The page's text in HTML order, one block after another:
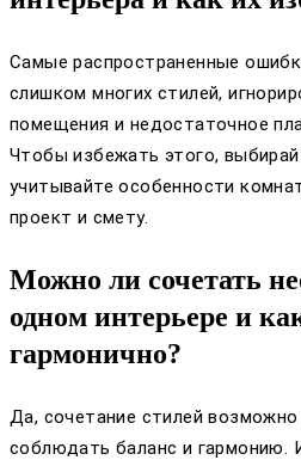
Самые распространенные
слишком многих стилей,
помещения и недостаточное
Чтобы избежать этого,
учитывайте особенности
проект и смету.
Можно ли сочетать
одном интерьере и
гармонично?
Да, сочетание стилей возможно
соблюдать баланс и гармонию.